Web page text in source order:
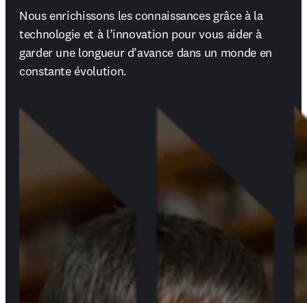
Nous enrichissons les connaissances grâce à la
technologie et à l’innovation pour vous aider à
garder une longueur d’avance dans un monde en
constante évolution.